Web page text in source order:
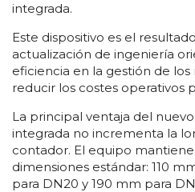
integrada.
Este dispositivo es el
actualización de ingeniería
eficiencia en la gestión de los
reducir los costes operativos
La principal ventaja del
integrada no incrementa la
contador. El equipo
dimensiones estándar: 110
para DN20 y 190 mm para